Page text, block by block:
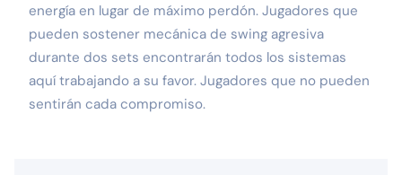
energía en lugar de máximo perdón. Jugadores que
pueden sostener mecánica de swing agresiva
durante dos sets encontrarán todos los sistemas
aquí trabajando a su favor. Jugadores que no pueden
sentirán cada compromiso.